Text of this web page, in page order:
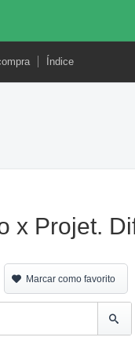
Índice
x Projet.
Marcar como favorito